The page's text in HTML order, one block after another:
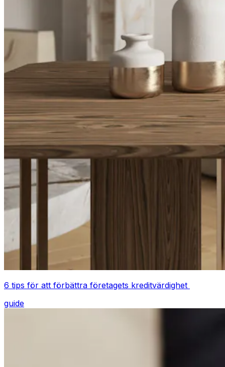
6 tips för att förbättra företagets kreditvärdighet
guide